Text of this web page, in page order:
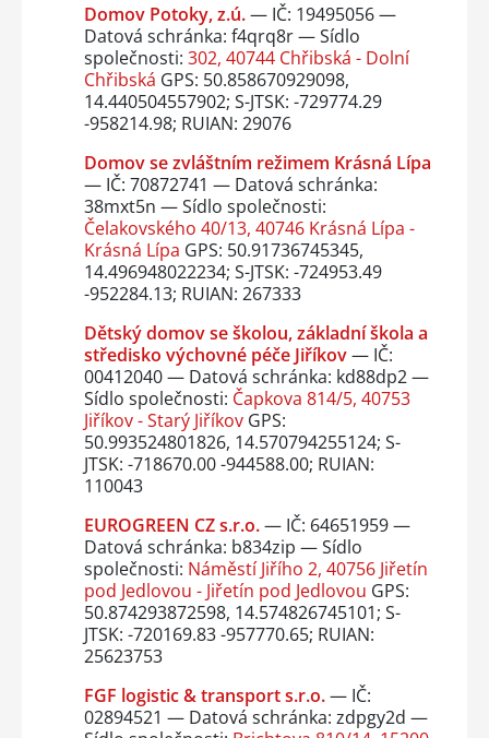
Domov Potoky, z.ú.— IČ: 19495056 —
Datová schránka: f4qrq8r — Sídlo
společnosti: 302, 40744 Chřibská - Dolní
Chřibská GPS: 50.858670929098,
14.440504557902; S-JTSK: -729774.29
-958214.98; RUIAN: 29076
Domov se zvláštním režimem Krásná Lípa
— IČ: 70872741 — Datová schránka:
38mxt5n — Sídlo společnosti:
Čelakovského 40/13, 40746 Krásná Lípa -
Krásná Lípa GPS: 50.91736745345,
14.496948022234; S-JTSK: -724953.49
-952284.13; RUIAN: 267333
Dětský domov se školou, základní škola a
středisko výchovné péče Jiříkov— IČ:
00412040 — Datová schránka: kd88dp2 —
Sídlo společnosti: Čapkova 814/5, 40753
Jiříkov - Starý JiříkovGPS:
50.993524801826, 14.570794255124; S-
JTSK: -718670.00 -944588.00; RUIAN:
110043
EUROGREEN CZ s.r.o.— IČ: 64651959 —
Datová schránka: b834zip — Sídlo
společnosti: Náměstí Jiřího 2, 40756 Jiřetín
pod Jedlovou - Jiřetín pod Jedlovou GPS:
50.874293872598, 14.574826745101; S-
JTSK: -720169.83 -957770.65; RUIAN:
25623753
FGF logistic & transport s.r.o.— IČ:
02894521 — Datová schránka: zdpgy2d —